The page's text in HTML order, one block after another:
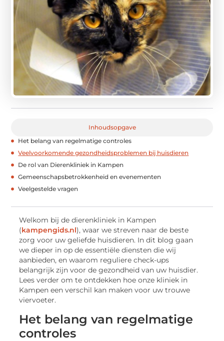
Inhoudsopgave
Het belang van regelmatige controles
Veelvoorkomende gezondheidsproblemen bij huisdieren
De rol van Dierenkliniek in Kampen
Gemeenschapsbetrokkenheid en evenementen
Veelgestelde vragen
Welkom bij de dierenkliniek in Kampen
(kampengids.nl), waar we streven naar de beste
zorg voor uw geliefde huisdieren. In dit blog gaan
we dieper in op de essentiële diensten die wij
aanbieden, en waarom reguliere check-ups
belangrijk zijn voor de gezondheid van uw huisdier.
Lees verder om te ontdekken hoe onze kliniek in
Kampen een verschil kan maken voor uw trouwe
viervoeter.
Het belang van regelmatige
controles